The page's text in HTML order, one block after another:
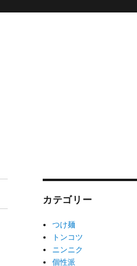
カテゴリー
つけ麺
トンコツ
ニンニク
個性派